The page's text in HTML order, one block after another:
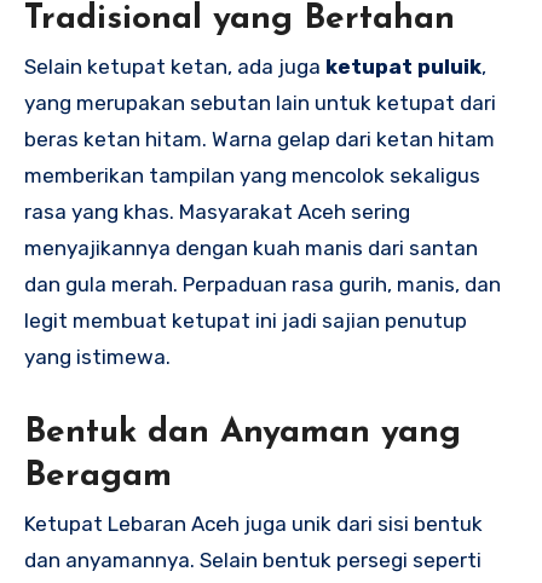
Tradisional yang Bertahan
Selain ketupat ketan, ada juga ketupat puluik,
yang merupakan sebutan lain untuk ketupat dari
beras ketan hitam. Warna gelap dari ketan hitam
memberikan tampilan yang mencolok sekaligus
rasa yang khas. Masyarakat Aceh sering
menyajikannya dengan kuah manis dari santan
dan gula merah. Perpaduan rasa gurih, manis, dan
legit membuat ketupat ini jadi sajian penutup
yang istimewa.
Bentuk dan Anyaman yang
Beragam
Ketupat Lebaran Aceh juga unik dari sisi bentuk
dan anyamannya. Selain bentuk persegi seperti